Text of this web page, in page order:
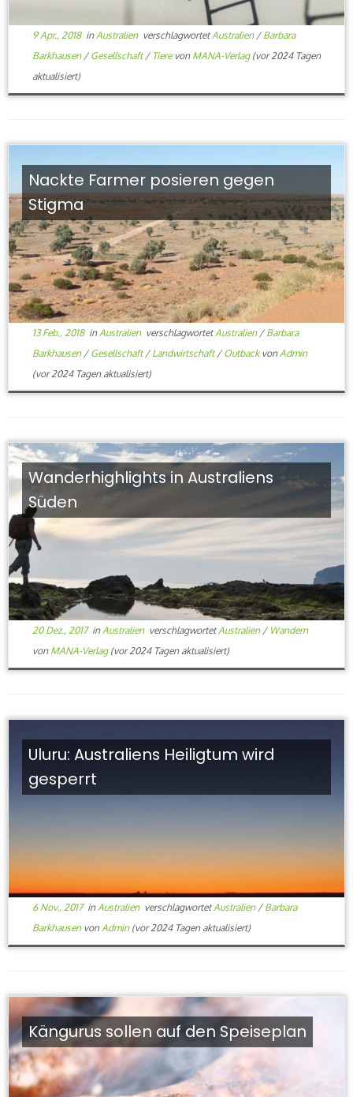
9 Apr., 2018in Australien verschlagwortetAustralien / Barbara
Barkhausen / Gesellschaft/ Tiere von MANA-Verlag(vor 2024 Tagen
aktualisiert)
Nackte Farmer posieren gegen
Stigma
13 Feb., 2018in Australien verschlagwortetAustralien / Barbara
Barkhausen / Gesellschaft/ Landwirtschaft/ Outbackvon Admin
(vor 2024 Tagen aktualisiert)
Wanderhighlights in Australiens
Süden
20 Dez., 2017in Australien verschlagwortetAustralien / Wandern
von MANA-Verlag(vor 2024 Tagen aktualisiert)
Uluru: Australiens Heiligtum wird
gesperrt
6 Nov., 2017in Australien verschlagwortetAustralien / Barbara
Barkhausen von Admin(vor 2024 Tagen aktualisiert)
Kängurus sollen auf den Speiseplan